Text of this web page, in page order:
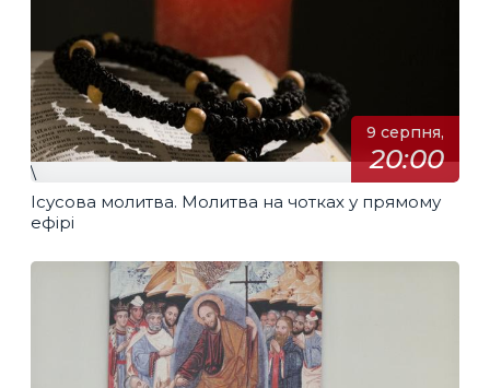
9 серпня,
20:00
\
Ісусова молитва. Молитва на чотках у прямому
ефірі